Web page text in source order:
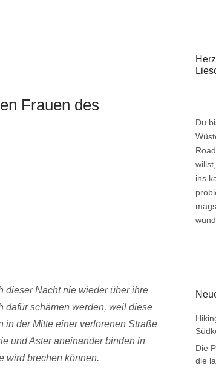
Frauen des
dieser Nacht nie wieder über ihre
dafür schämen werden, weil diese
in der Mitte einer verlorenen Straße
und Aster aneinander binden in
wird brechen können.
Du
ins
Die
die